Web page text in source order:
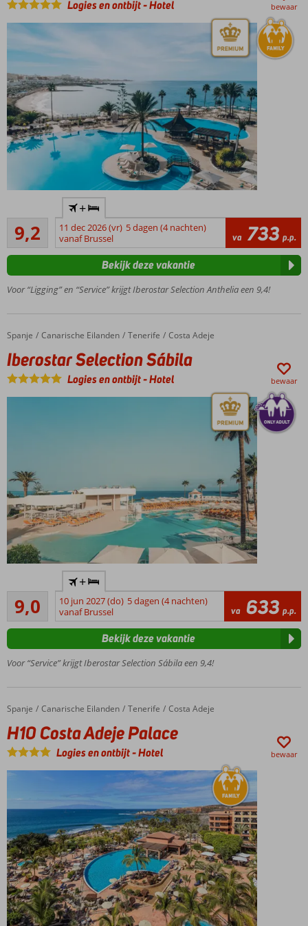
kids
En Star
Prestige
kamers voor
volwassenen
Halfpension
of All
Inclusive
ook
mogelijk
Logies en ontbijt-Hotel bewaar
Accommodatie met een
GSTC erkend
duurzaamheidscertificaat
Op
loopafstand
en centrum
(kinder-)zwembaden
Uitgebreid
voor jong en oud
Halfpension
9,2Uitstekend
29
beoordelingen
+
11 dec 2026 (vr) 5 dagen (4 nachten)
vanaf Brussel
va 733 p.p.
Voor “Ligging” en “Service” krijgt Iberostar Selection Anthelia een 9,4!
Bekijk deze vakantie
Home
Spanje Canarische Eilanden Tenerife Costa Adeje
Iberostar Selection Sábila
Iberostar Selection Sábila
Logies en ontbijt-Hotel bewaar
Accommodatie met een
GSTC erkend
duurzaamheidscertificaat
Stijlvol,
gerenoveerd
Only
min.
16 jaar
Nabij het
zandstrand,
vergeet je
slippers
Tip van
Prestige
kamers
en
suites
Ontbijt,
Halfpension
of All
9,0
Uitstekend
66
beoordelingen
+
10 jun 2027 (do) 5 dagen (4 nachten)
vanaf Brussel
va 633 p.p.
Voor “Service” krijgt Iberostar Selection Sábila een 9,4!
Bekijk deze vakantie
Home
Spanje Canarische Eilanden Tenerife Costa Adeje
H10 Costa Adeje Palace
H10 Costa Adeje Palace
Logies en ontbijt-Hotel bewaar